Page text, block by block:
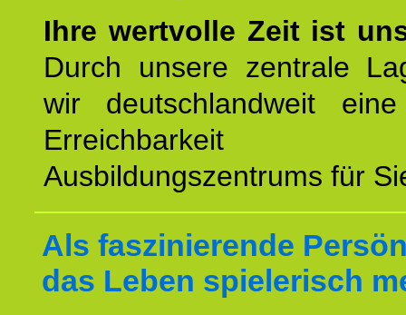
Ihre wertvolle Zeit ist
Durch unsere zentrale
wir deutschlandweit
Erreichbarkeit
Ausbildungszentrums für
Als faszinierende
das Leben spielerisch